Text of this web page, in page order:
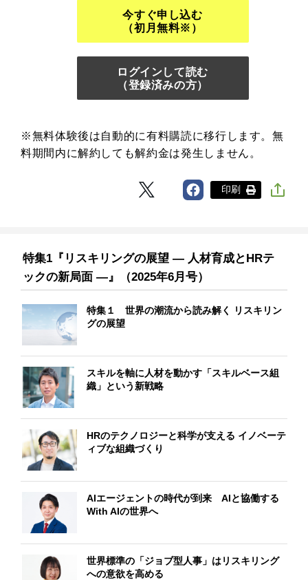
今すぐ申し込む
（初月無料※）
ログインして読む
（登録済みの方）
※無料体験後は自動的に有料購読に移行します。無
料期間内に解約しても解約金は発生しません。
印刷
特集1『リスキリングの展望 ― 人材育成とHRテ
ックの新局面 ―』（2025年6月号）
特集１ 世界の潮流から読み解く リスキリン
グの展望
スキルを軸に人材を動かす「スキルベース組
織」という新戦略
HRのテクノロジーと科学が支える イノベーテ
ィブな組織づくり
AIエージェントの時代が到来 AIと協働する
With AIの世界へ
世界標準の「ジョブ型人事」はリスキリング
への意欲を高める